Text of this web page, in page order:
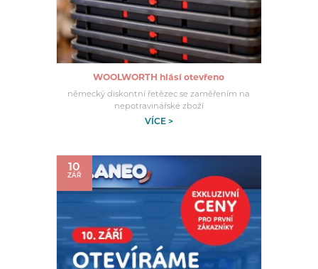
WOOLWORTH hlásí otevřeno
německý diskontní řetězec se zaměřením na
nepotravinářské zboží
VÍCE >
10
ZÁŘ